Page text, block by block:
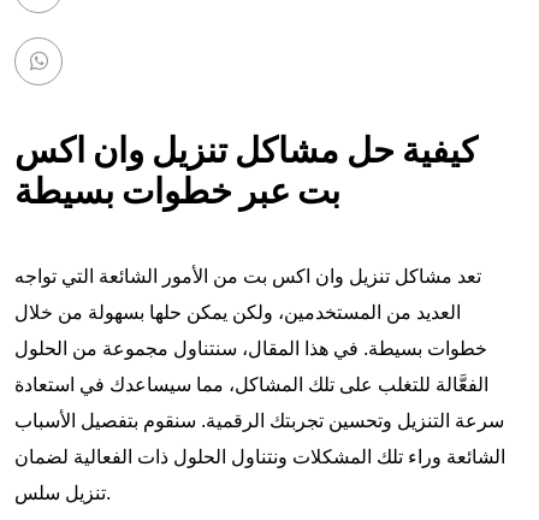
كيفية حل مشاكل تنزيل وان اكس
بت عبر خطوات بسيطة
تعد مشاكل تنزيل وان اكس بت من الأمور الشائعة التي تواجه
العديد من المستخدمين، ولكن يمكن حلها بسهولة من خلال
خطوات بسيطة. في هذا المقال، سنتناول مجموعة من الحلول
الفعَّالة للتغلب على تلك المشاكل، مما سيساعدك في استعادة
سرعة التنزيل وتحسين تجربتك الرقمية. سنقوم بتفصيل الأسباب
الشائعة وراء تلك المشكلات ونتناول الحلول ذات الفعالية لضمان
تنزيل سلس.